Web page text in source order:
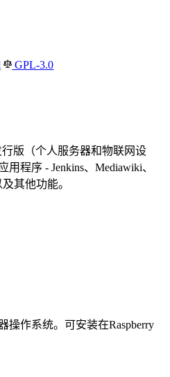
GPL-3.0
版（个人服务器和物联网设
程序 - Jenkins、Mediawiki、
其他功能。
操作系统。可安装在Raspberry